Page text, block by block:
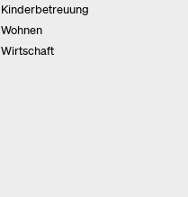
Kinderbetreuung
Wohnen
Wirtschaft